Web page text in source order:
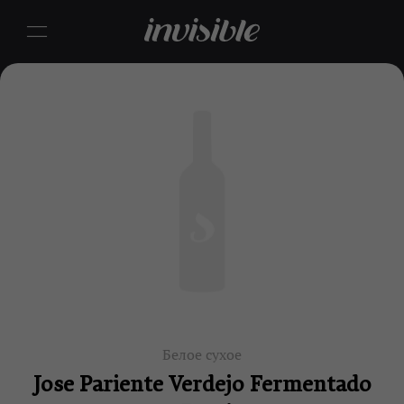
Белое сухое
Jose Pariente Verdejo Fermentado